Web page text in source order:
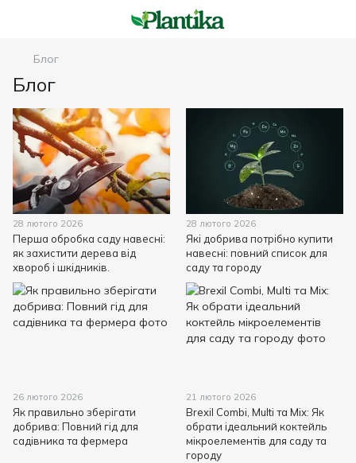
Блог
Блог
28 лютого 2026
Перша обробка саду навесні:
як захистити дерева від
хвороб і шкідників.
28 лютого 2026
Які добрива потрібно купити
навесні: повний список для
саду та городу
26 лютого 2026
Як правильно зберігати
добрива: Повний гід для
садівника та фермера
21 лютого 2026
Brexil Combi, Multi та Mix: Як
обрати ідеальний коктейль
мікроелементів для саду та
городу